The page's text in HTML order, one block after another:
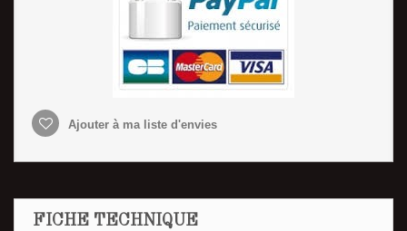
Ajouter à ma liste d'envies
FICHE TECHNIQUE